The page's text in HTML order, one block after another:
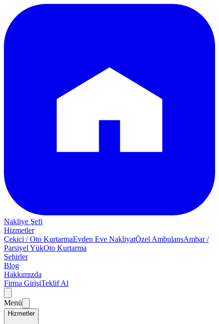
Nakliye Şefi
Hizmetler
Çekici / Oto KurtarmaEvden Eve NakliyatÖzel AmbulansAmbar /
Parsiyel YükOto Kurtarma
Şehirler
Blog
Hakkımızda
Firma GirişiTeklif Al
Menü
Hizmetler